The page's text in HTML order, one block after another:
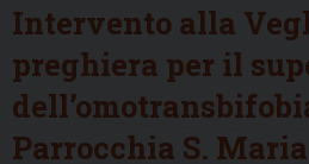
Intervento alla
preghiera per il
Parrocchia S.